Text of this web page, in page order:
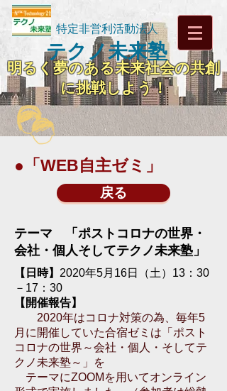
特定非営利活動法人
テクノ未来塾
明るく夢のある未来社会の共創
に挑戦しよう！
●「WEB自主ゼミ」
戻る
テーマ 「ポストコロナの世界・
会社・個人そしてテクノ未来塾」
【日時】 2020年5月16日（土）13：30
－17：30
【開催報告】
2020年はコロナ対策の為、毎年5
月に開催していた合宿ゼミは「ポスト
コロナの世界～会社・個人・そしてテ
クノ未来塾～」を
テーマにZOOMを用いてオンライン